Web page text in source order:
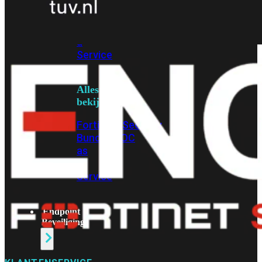
Protection
Protection
a
Service
Alles
bekijken
FortiCare Security
Bundels
SOC
as
Service
Endpoint
Beveiliging